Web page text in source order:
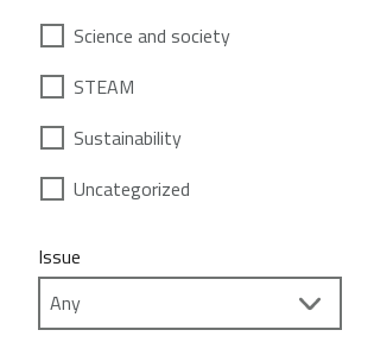
Science and society
STEAM
Sustainability
Uncategorized
Issue